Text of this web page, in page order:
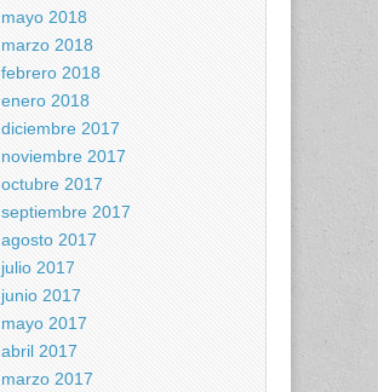
mayo 2018
marzo 2018
febrero 2018
enero 2018
diciembre 2017
noviembre 2017
octubre 2017
septiembre 2017
agosto 2017
julio 2017
junio 2017
mayo 2017
abril 2017
marzo 2017